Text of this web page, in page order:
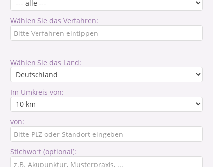
Wählen Sie das Verfahren:
Wählen Sie das Land:
Im Umkreis von:
von:
Stichwort (optional):